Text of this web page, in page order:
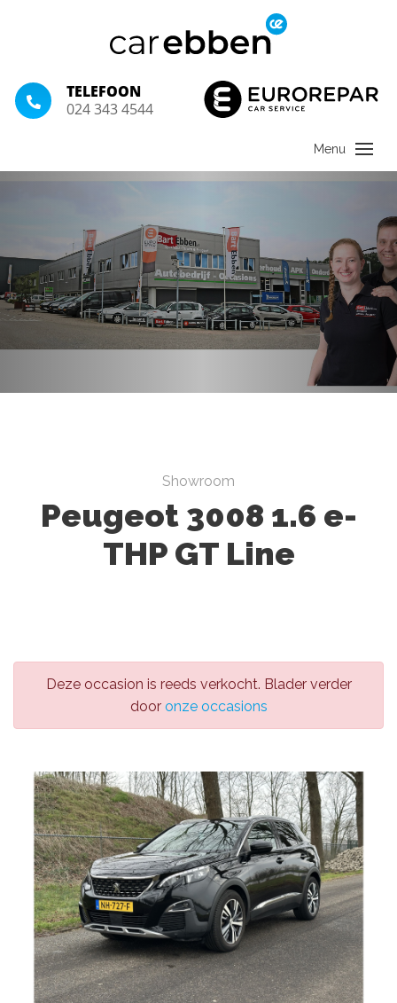
TELEFOON
024 343 4544
Showroom
Peugeot 3008 1.6 e-
THP GT Line
Deze occasion is reeds verkocht. Blader verder
door onze occasions